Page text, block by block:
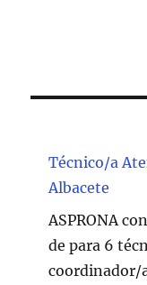
Técnico/a
Albacete
ASPRONA
de para 6
coordinador/